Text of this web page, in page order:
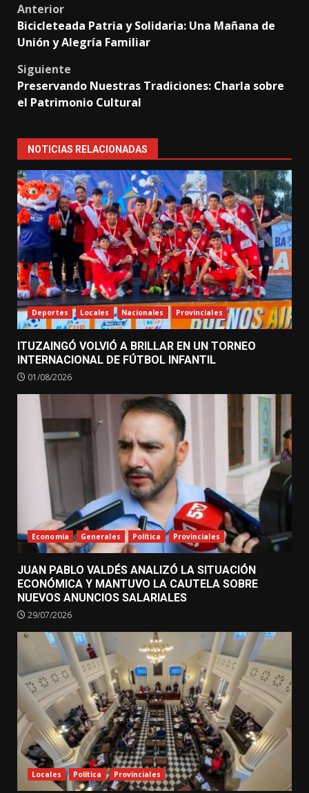
Post
navigation
Anterior
Bicicleteada Patria y Solidaria: Una Mañana de
Unión y Alegría Familiar
Siguiente
Preservando Nuestras Tradiciones: Charla sobre
el Patrimonio Cultural
NOTICIAS RELACIONADAS
Deportes Locales Nacionales Provinciales
ITUZAINGÓ VOLVIÓ A BRILLAR EN UN TORNEO
INTERNACIONAL DE FÚTBOL INFANTIL
01/08/2026
Economía Generales Política Provinciales
JUAN PABLO VALDÉS ANALIZÓ LA SITUACIÓN
ECONÓMICA Y MANTUVO LA CAUTELA SOBRE
NUEVOS ANUNCIOS SALARIALES
29/07/2026
Locales Política Provinciales